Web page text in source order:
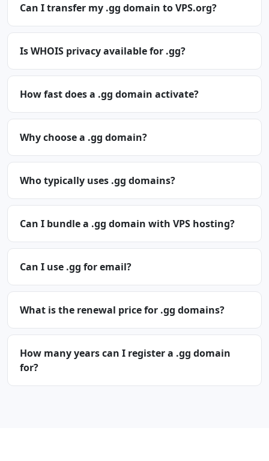
Can I transfer my .gg domain to VPS.org?
Is WHOIS privacy available for .gg?
How fast does a .gg domain activate?
Why choose a .gg domain?
Who typically uses .gg domains?
Can I bundle a .gg domain with VPS hosting?
Can I use .gg for email?
What is the renewal price for .gg domains?
How many years can I register a .gg domain
for?